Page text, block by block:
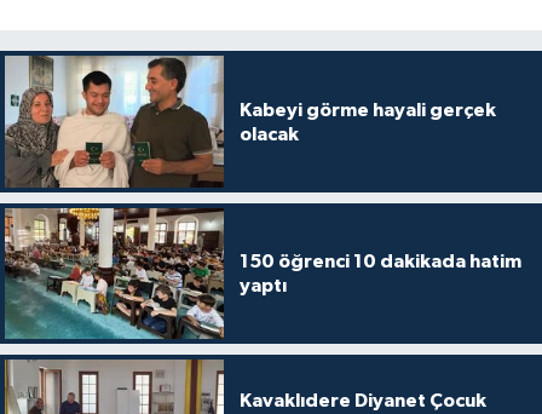
Kabeyi görme hayali gerçek
olacak
150 öğrenci 10 dakikada hatim
yaptı
Kavaklıdere Diyanet Çocuk
Şanlıurfa Müftülüğü
Şırnak Müftülüğü
Tekirdağ Müftülüğü
Tokat Müftülüğü
Trabzon Müftülüğü
Tunceli Müftülüğü